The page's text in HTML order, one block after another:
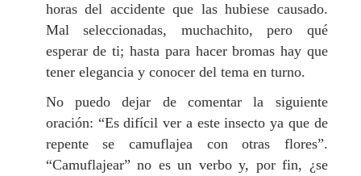
horas del accidente que las hubiese causado.
Mal seleccionadas, muchachito, pero qué
esperar de ti; hasta para hacer bromas hay que
tener elegancia y conocer del tema en turno.
No puedo dejar de comentar la siguiente
oración: “Es difícil ver a este insecto ya que de
repente se camuflajea con otras flores”.
“Camuflajear” no es un verbo y, por fin, ¿se